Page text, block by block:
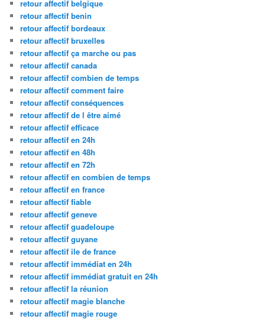
retour affectif belgique
retour affectif benin
retour affectif bordeaux
retour affectif bruxelles
retour affectif ça marche ou pas
retour affectif canada
retour affectif combien de temps
retour affectif comment faire
retour affectif conséquences
retour affectif de l être aimé
retour affectif efficace
retour affectif en 24h
retour affectif en 48h
retour affectif en 72h
retour affectif en combien de temps
retour affectif en france
retour affectif fiable
retour affectif geneve
retour affectif guadeloupe
retour affectif guyane
retour affectif ile de france
retour affectif immédiat en 24h
retour affectif immédiat gratuit en 24h
retour affectif la réunion
retour affectif magie blanche
retour affectif magie rouge